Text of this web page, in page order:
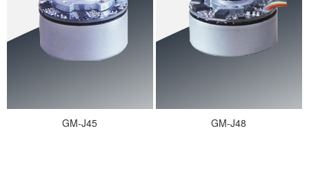
GM-J45 GM-J48